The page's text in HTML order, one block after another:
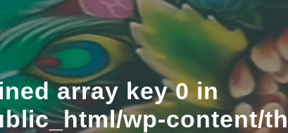
array key 0 in
wp-content/